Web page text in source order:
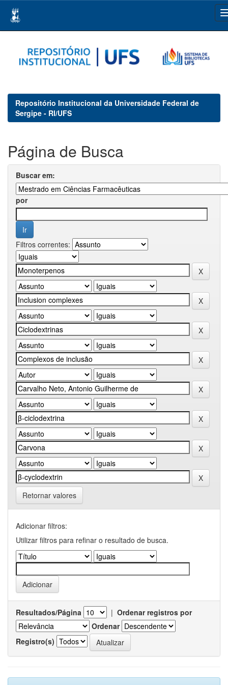
navigation
Repositório Institucional da Universidade Federal de
Sergipe - RI/UFS
Página de Busca
Buscar em:
por
Filtros correntes:
Retornar valores
Adicionar filtros:
Utilizar filtros para refinar o resultado de busca.
Resultados/Página | Ordenar registros por
Ordenar
Registro(s)